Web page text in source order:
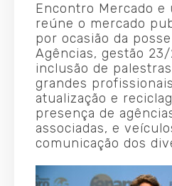
Encontro Mercado e
reúne o mercado
por ocasião da
Agências, gestão
inclusão de
grandes
atualização e
presença de
associadas, e
comunicação dos